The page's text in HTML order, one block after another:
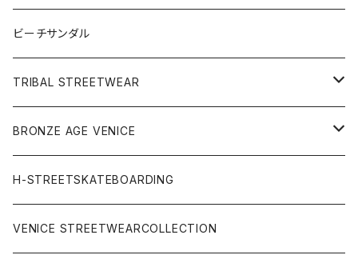
Surf Board(サーフボード )
OTHERS(サーフ小物)
WEAR(サーフブランド衣類)
Rhythm(サーフアパレル)
Ripcurl(サーフブランド)
CLOTHING(アパレル)
DECK(デッキ)
COMPLETE（完成品）
STREET
SURFSKATE
TRUCK(トラック)
WHEEL(ウィール)
ビーチサンダル
TRIBAL STREETWEAR
小物類
SALE
BRONZE AGE VENICE
made in JAPAN
made in USA
H-STREETSKATEBOARDING
VENICE STREETWEARCOLLECTION